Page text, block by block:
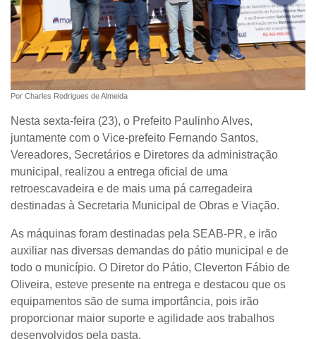
Por Charles Rodrigues de Almeida
Nesta sexta-feira (23), o Prefeito Paulinho Alves,
juntamente com o Vice-prefeito Fernando Santos,
Vereadores, Secretários e Diretores da administração
municipal, realizou a entrega oficial de uma
retroescavadeira e de mais uma pá carregadeira
destinadas à Secretaria Municipal de Obras e Viação.
As máquinas foram destinadas pela SEAB-PR, e irão
auxiliar nas diversas demandas do pátio municipal e de
todo o município. O Diretor do Pátio, Cleverton Fábio de
Oliveira, esteve presente na entrega e destacou que os
equipamentos são de suma importância, pois irão
proporcionar maior suporte e agilidade aos trabalhos
desenvolvidos pela pasta.